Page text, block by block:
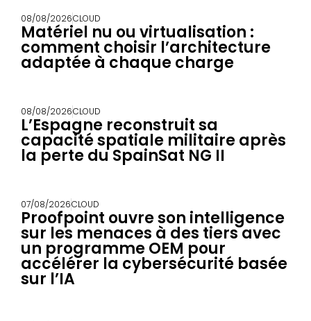
08/08/2026CLOUD
Matériel nu ou virtualisation :
comment choisir l’architecture
adaptée à chaque charge
08/08/2026CLOUD
L’Espagne reconstruit sa
capacité spatiale militaire après
la perte du SpainSat NG II
07/08/2026CLOUD
Proofpoint ouvre son intelligence
sur les menaces à des tiers avec
un programme OEM pour
accélérer la cybersécurité basée
sur l’IA